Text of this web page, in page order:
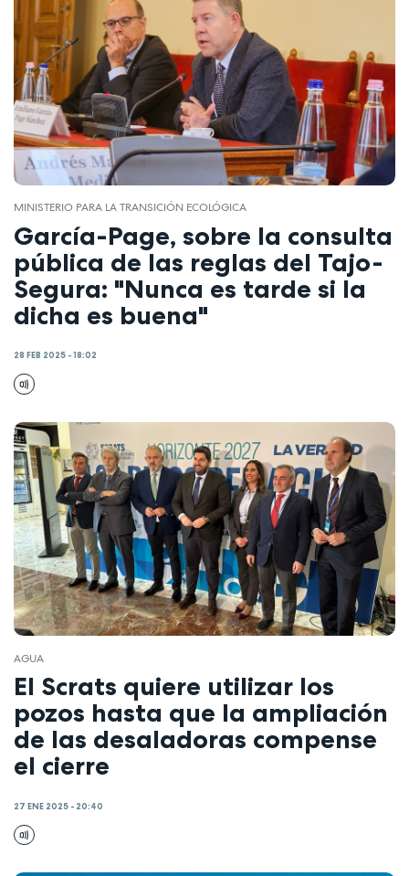
MINISTERIO PARA LA TRANSICIÓN ECOLÓGICA
García-Page, sobre la consulta
pública de las reglas del Tajo-
Segura: "Nunca es tarde si la
dicha es buena"
28 FEB 2025 - 18:02
AGUA
El Scrats quiere utilizar los
pozos hasta que la ampliación
de las desaladoras compense
el cierre
27 ENE 2025 - 20:40